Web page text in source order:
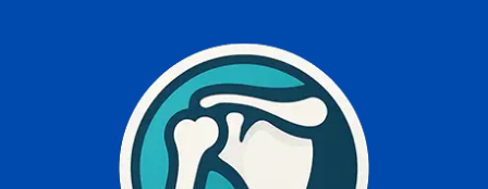
Scopri di più